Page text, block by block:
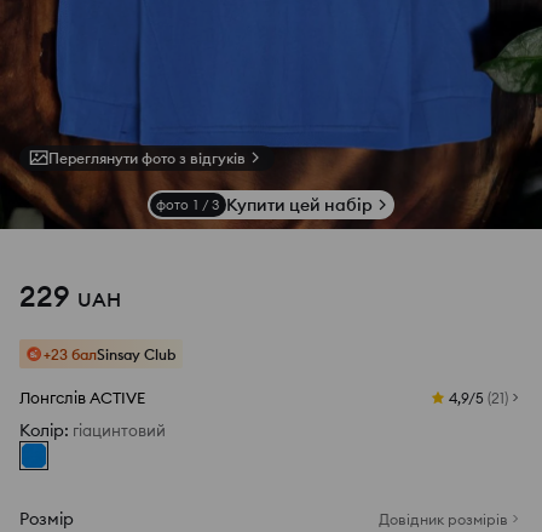
Переглянути фото з відгуків
фото 1 / 3 Купити цей набір
229 UAH
+23 балSinsay Club
Лонгслів ACTIVE 4,9/5 (21)
Колір: гіацинтовий
Розмір Довідник розмірів